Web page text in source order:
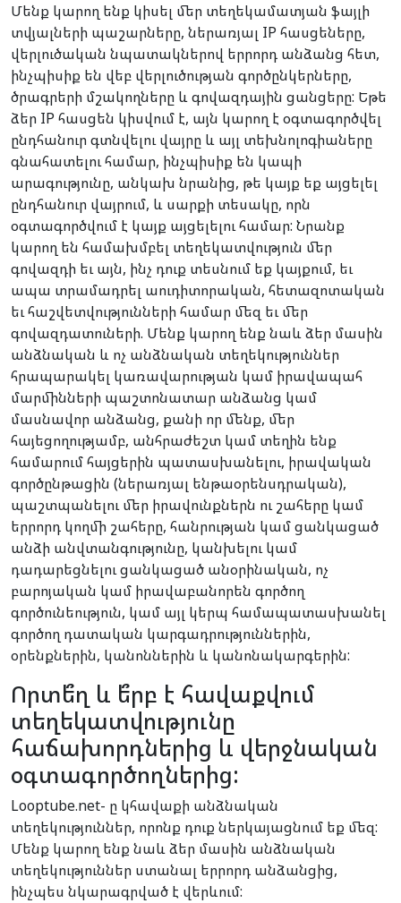
Մենք կարող ենք կիսել մեր տեղեկամատյան ֆայլի
տվյալների պաշարները, ներառյալ IP հասցեները,
վերլուծական նպատակներով երրորդ անձանց հետ,
ինչպիսիք են վեբ վերլուծության գործընկերները,
ծրագրերի մշակողները և գովազդային ցանցերը: Եթե
ձեր IP հասցեն կիսվում է, այն կարող է օգտագործվել
ընդհանուր գտնվելու վայրը և այլ տեխնոլոգիաները
գնահատելու համար, ինչպիսիք են կապի
արագությունը, անկախ նրանից, թե կայք եք այցելել
ընդհանուր վայրում, և սարքի տեսակը, որն
օգտագործվում է կայք այցելելու համար: Նրանք
կարող են համախմբել տեղեկատվություն մեր
գովազդի եւ այն, ինչ դուք տեսնում եք կայքում, եւ
ապա տրամադրել աուդիտորական, հետազոտական
եւ հաշվետվությունների համար մեզ եւ մեր
գովազդատուների. Մենք կարող ենք նաև ձեր մասին
անձնական և ոչ անձնական տեղեկություններ
հրապարակել կառավարության կամ իրավապահ
մարմինների պաշտոնատար անձանց կամ
մասնավոր անձանց, քանի որ մենք, մեր
հայեցողությամբ, անհրաժեշտ կամ տեղին ենք
համարում հայցերին պատասխանելու, իրավական
գործընթացին (ներառյալ ենթաօրենսդրական),
պաշտպանելու մեր իրավունքներն ու շահերը կամ
երրորդ կողմի շահերը, հանրության կամ ցանկացած
անձի անվտանգությունը, կանխելու կամ
դադարեցնելու ցանկացած անօրինական, ոչ
բարոյական կամ իրավաբանորեն գործող
գործունեություն, կամ այլ կերպ համապատասխանել
գործող դատական կարգադրություններին,
օրենքներին, կանոններին և կանոնակարգերին:
Որտե՞ղ և ե՞րբ է հավաքվում
տեղեկատվությունը
հաճախորդներից և վերջնական
օգտագործողներից:
Looptube.net- ը կհավաքի անձնական
տեղեկություններ, որոնք դուք ներկայացնում եք մեզ:
Մենք կարող ենք նաև ձեր մասին անձնական
տեղեկություններ ստանալ երրորդ անձանցից,
ինչպես նկարագրված է վերևում: